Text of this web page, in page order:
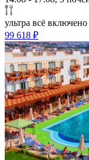
ультра всё включено
99 618 ₽